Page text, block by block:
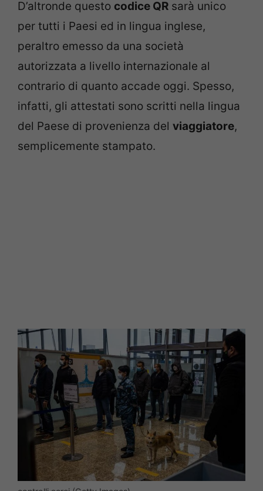
D’altronde questo codice QR sarà unico
per tutti i Paesi ed in lingua inglese,
peraltro emesso da una società
autorizzata a livello internazionale al
contrario di quanto accade oggi. Spesso,
infatti, gli attestati sono scritti nella lingua
del Paese di provenienza del viaggiatore,
semplicemente stampato.